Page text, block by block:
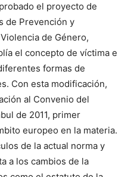
el proyecto de
de Prevención y
de Género,
el concepto de víctima e
formas de
Con esta modificación,
al Convenio del
de 2011, primer
europeo en la materia.
de la actual norma y
a los cambios de la